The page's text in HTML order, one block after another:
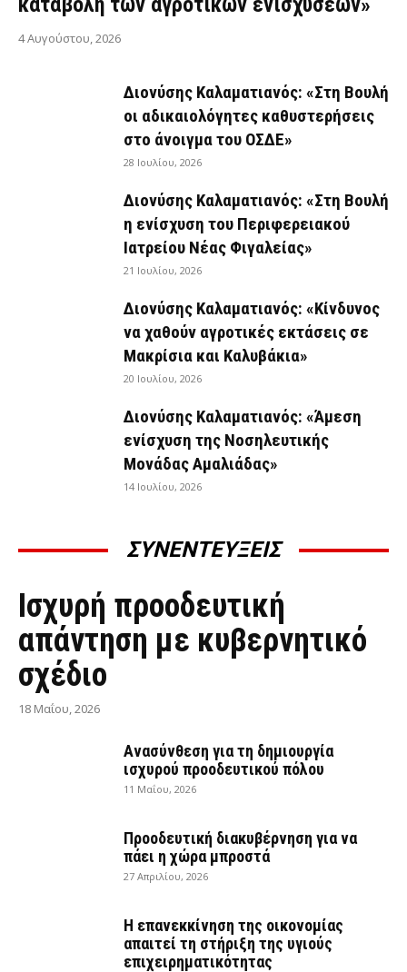
4 Αυγούστου, 2026
Διονύσης Καλαματιανός: «Στη Βουλή
οι αδικαιολόγητες καθυστερήσεις
στο άνοιγμα του ΟΣΔΕ»
28 Ιουλίου, 2026
Διονύσης Καλαματιανός: «Στη Βουλή
η ενίσχυση του Περιφερειακού
Ιατρείου Νέας Φιγαλείας»
21 Ιουλίου, 2026
Διονύσης Καλαματιανός: «Κίνδυνος
να χαθούν αγροτικές εκτάσεις σε
Μακρίσια και Καλυβάκια»
20 Ιουλίου, 2026
Διονύσης Καλαματιανός: «Άμεση
ενίσχυση της Νοσηλευτικής
Μονάδας Αμαλιάδας»
14 Ιουλίου, 2026
ΣΥΝΕΝΤΕΥΞΕΙΣ
ΣΥΝΕΝΤΕΎΞΕΙΣ
Ισχυρή προοδευτική
απάντηση με κυβερνητικό
σχέδιο
18 Μαΐου, 2026
Ανασύνθεση για τη δημιουργία
ισχυρού προοδευτικού πόλου
11 Μαΐου, 2026
Προοδευτική διακυβέρνηση για να
πάει η χώρα μπροστά
27 Απριλίου, 2026
Η επανεκκίνηση της οικονομίας
απαιτεί τη στήριξη της υγιούς
επιχειρηματικότητας